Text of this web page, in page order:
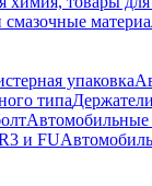
смазочные
упаковка
типа
и FU